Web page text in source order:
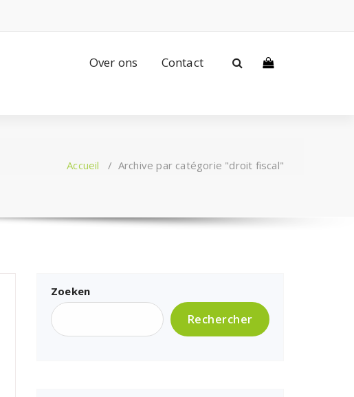
Over ons Contact
Accueil / Archive par catégorie "droit fiscal"
Zoeken
Rechercher